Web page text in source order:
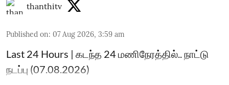
thanthitv
Published on: 07 Aug 2026, 3:59 am
Last 24 Hours | கடந்த 24 மணிநேரத்தில்.. நாட்டு
நடப்பு (07.08.2026)